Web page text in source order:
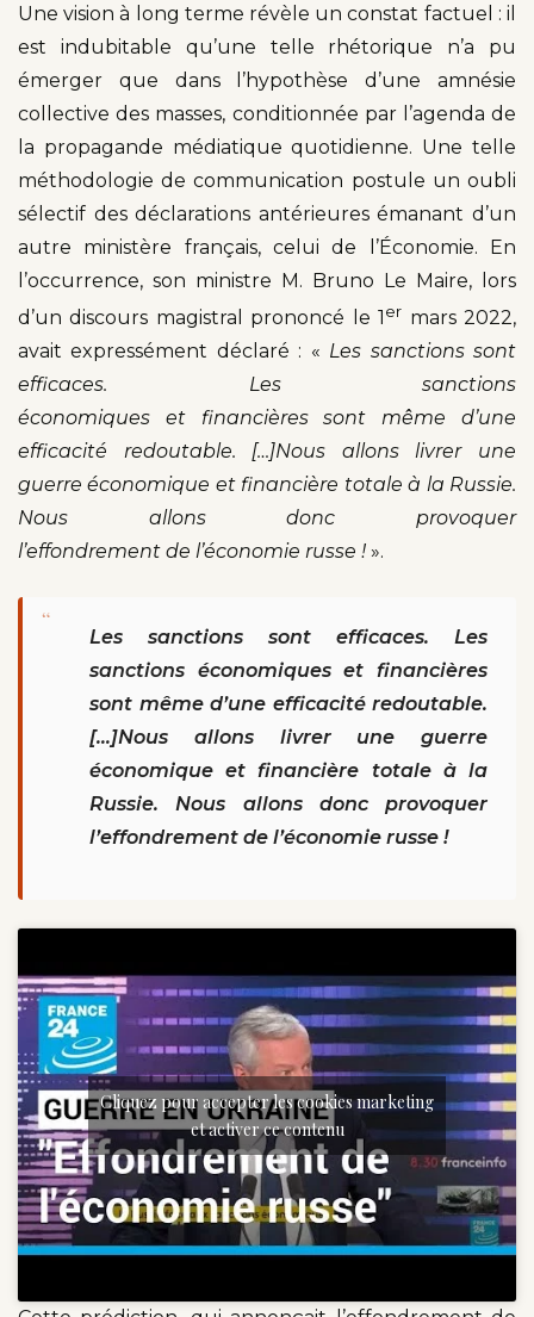
Une vision à long terme révèle un constat factuel : il
est indubitable qu’une telle rhétorique n’a pu
émerger que dans l’hypothèse d’une amnésie
collective des masses, conditionnée par l’agenda de
la propagande médiatique quotidienne. Une telle
méthodologie de communication postule un oubli
sélectif des déclarations antérieures émanant d’un
autre ministère français, celui de l’Économie. En
l’occurrence, son ministre M. Bruno Le Maire, lors
d’un discours magistral prononcé le 1er mars 2022,
avait expressément déclaré : « Les sanctions sont
efficaces.
Les sanctions
économiques et financières sont même d’une
efficacité redoutable. […]Nous allons livrer une
guerre économique et financière totale à la Russie.
Nous allons donc provoquer
l’effondrement de l’économie russe ! ».
“
Les sanctions sont efficaces. Les
sanctions économiques et financières
sont même d’une efficacité redoutable.
[…]Nous allons livrer une guerre
économique et financière totale à la
Russie. Nous allons donc provoquer
l’effondrement de l’économie russe !
Cliquez pour accepter les cookies marketing
et activer ce contenu